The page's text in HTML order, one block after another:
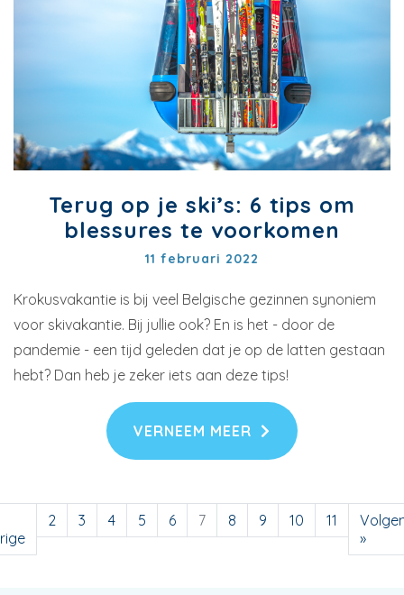
Terug op je ski’s: 6 tips om
blessures te voorkomen
11 februari 2022
Krokusvakantie is bij veel Belgische gezinnen synoniem
voor skivakantie. Bij jullie ook? En is het - door de
pandemie - een tijd geleden dat je op de latten gestaan
hebt? Dan heb je zeker iets aan deze tips!
VERNEEM MEER
2 3 4 5 6 7 8 9 10 11
»